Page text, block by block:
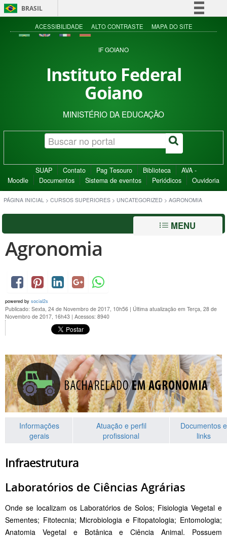
BRASIL
Simplifique!
Acesso à informação
ACESSIBILIDADE ALTO CONTRASTE MAPA DO SITE
IF GOIANO
Instituto Federal
Goiano
MINISTÉRIO DA EDUCAÇÃO
SUAP Contato Pag Tesouro Biblioteca
AVA -
Moodle
Documentos Sistema de eventos Periódicos Ouvidoria
PÁGINA INICIAL > CURSOS SUPERIORES > UNCATEGORIZED > AGRONOMIA
MENU
Agronomia
powered by social2s
Publicado: Sexta, 24 de Novembro de 2017, 10h56 | Última atualização em Terça, 28 de
Novembro de 2017, 16h43 | Acessos: 8940
Informações
gerais
Atuação e perfil
profissional
Documentos e
links
Infraestrutura
Laboratórios de Ciências Agrárias
Onde se localizam os Laboratórios de Solos; Fisiologia Vegetal e
Sementes; Fitotecnia; Microbiologia e Fitopatologia; Entomologia;
Anatomia Vegetal e Botânica e Ciência Animal. Possuem